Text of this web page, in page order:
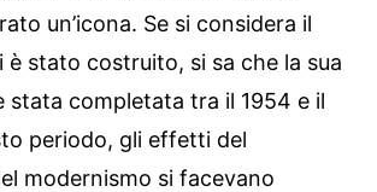
un’icona. Se si considera il
è stato costruito, si sa che la sua
stata completata tra il 1954 e il
periodo, gli effetti del
modernismo si facevano